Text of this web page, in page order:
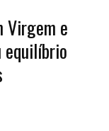
Virgem e
equilíbrio